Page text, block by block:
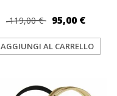
119,00 € 95,00 €
AGGIUNGI AL CARRELLO